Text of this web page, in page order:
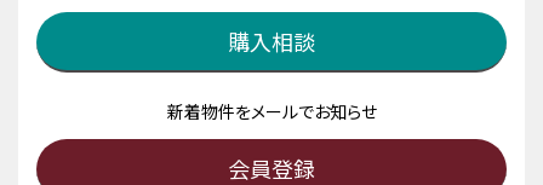
購入相談
新着物件をメールでお知らせ
会員登録